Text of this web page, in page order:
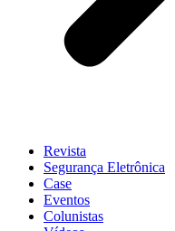
Revista
Segurança Eletrônica
Case
Eventos
Colunistas